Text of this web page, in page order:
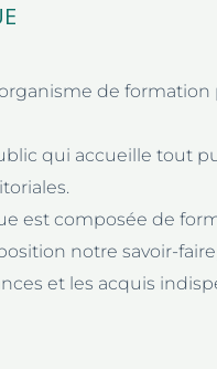
organisme de
qui accueille tout
est composée de
notre savoir-
et les acquis